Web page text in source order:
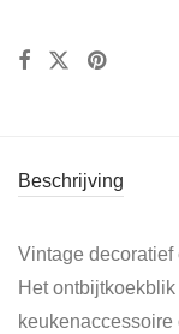
Beschrijving
Vintage decoratief
Het